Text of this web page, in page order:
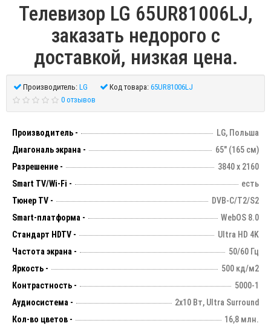
Телевизор LG 65UR81006LJ,
заказать недорого с
доставкой, низкая цена.
Производитель: LG Код товара: 65UR81006LJ
0 отзывов
Производитель -
LG, Польша
Диагональ экрана -
65" (165 см)
Разрешение -
3840 х 2160
Smart TV/Wi-Fi -
есть
Тюнер TV -
DVB-C/T2/S2
Smart-платформа -
WebOS 8.0
Стандарт HDTV -
Ultra HD 4K
Частота экрана -
50/60 Гц
Яркость -
500 кд/м2
Контрастность -
5000-1
Аудиосистема -
2х10 Вт, Ultra Surround
Кол-во цветов -
16,8 млн.